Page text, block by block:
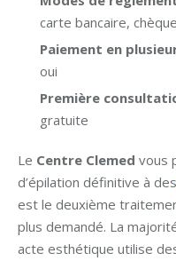
carte bancaire,
Paiement en
oui
Première
gratuite
Le Centre Clemed vous
d’épilation définitive à des
est le deuxième
plus demandé. La
acte esthétique utilise